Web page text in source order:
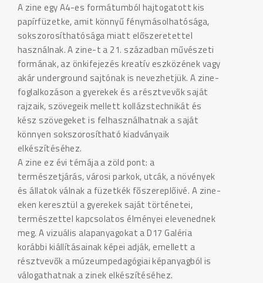
A zine egy A4-es formátumból hajtogatott kis
papírfüzetke, amit könnyű fénymásolhatósága,
sokszorosíthatósága miatt előszeretettel
használnak. A zine-t a 21. században művészeti
formának, az önkifejezés kreatív eszközének vagy
akár underground sajtónak is nevezhetjük. A zine-
foglalkozáson a gyerekek és a résztvevők saját
rajzaik, szövegeik mellett kollázstechnikát és
kész szövegeket is felhasználhatnak a saját
könnyen sokszorosítható kiadványaik
elkészítéséhez.
A zine ez évi témája a zöld pont: a
természetjárás, városi parkok, utcák, a növények
és állatok válnak a füzetkék főszereplőivé. A zine-
eken keresztül a gyerekek saját történetei,
természettel kapcsolatos élményei elevenednek
meg. A vizuális alapanyagokat a D17 Galéria
korábbi kiállításainak képei adják, emellett a
résztvevők a múzeumpedagógiai képanyagból is
válogathatnak a zinek elkészítéséhez.